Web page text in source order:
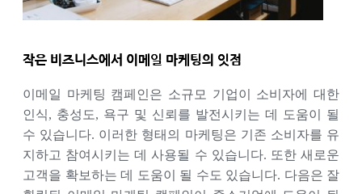
작은 비즈니스에서 이메일 마케팅의 잇점
이메일 마케팅 캠페인은 소규모 기업이 소비자에 대한
인식, 충성도, 욕구 및 신뢰를 발전시키는 데 도움이 될
수 있습니다. 이러한 형태의 마케팅은 기존 소비자를 유
지하고 참여시키는 데 사용될 수 있습니다. 또한 새로운
고객을 확보하는 데 도움이 될 수도 있습니다. 다음은 잘